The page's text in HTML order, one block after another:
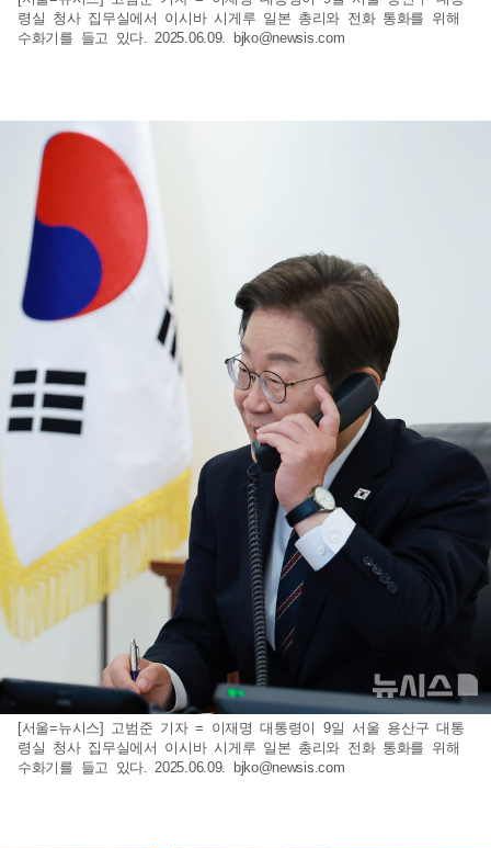
령실 청사 집무실에서 이시바 시게루 일본 총리와 전화 통화를 위해
수화기를 들고 있다. 2025.06.09.
bjko@newsis.com
[서울=뉴시스] 고범준 기자 = 이재명 대통령이 9일 서울 용산구 대통
령실 청사 집무실에서 이시바 시게루 일본 총리와 전화 통화를 위해
수화기를 들고 있다. 2025.06.09.
bjko@newsis.com